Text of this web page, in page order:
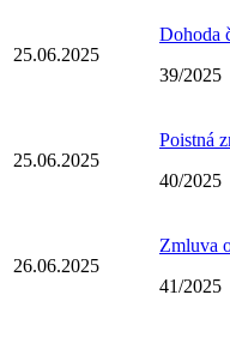
25.06.2025
Dohoda
39/2025
25.06.2025
Poistná
40/2025
26.06.2025
Zmluva
41/2025